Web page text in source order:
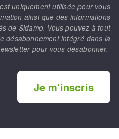
uniquement utilisée pour vous
ainsi que des informations
de Sidamo. Vous pouvez à tout
désabonnement intégré dans la
pour vous désabonner.
Je m'inscris